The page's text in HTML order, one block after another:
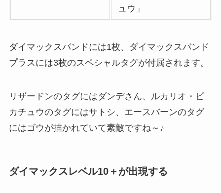
ュウ」
ダイマックスバンドには1枚、ダイマックスバンド
プラスには3枚のスペシャルタグが付属されます。
リザードンのタグにはダンデさん、ルカリオ・ピ
カチュウのタグにはサトシ、エースバーンのタグ
にはゴウが描かれていて素敵ですね～♪
ダイマックスレベル10＋が出現する